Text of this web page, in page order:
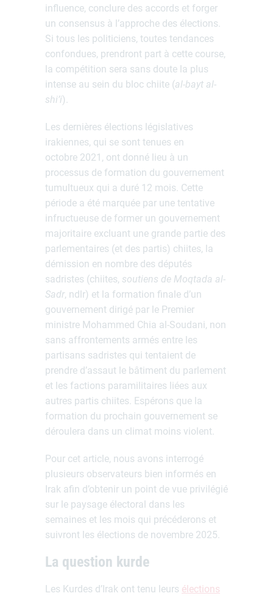
influence, conclure des accords et forger
un consensus à l’approche des élections.
Si tous les politiciens, toutes tendances
confondues, prendront part à cette course,
la compétition sera sans doute la plus
intense au sein du bloc chiite (al-bayt al-
shi’i).
Les dernières élections législatives
irakiennes, qui se sont tenues en
octobre 2021, ont donné lieu à un
processus de formation du gouvernement
tumultueux qui a duré 12 mois. Cette
période a été marquée par une tentative
infructueuse de former un gouvernement
majoritaire excluant une grande partie des
parlementaires (et des partis) chiites, la
démission en nombre des députés
sadristes (chiites, soutiens de Moqtada al-
Sadr, ndlr) et la formation finale d’un
gouvernement dirigé par le Premier
ministre Mohammed Chia al-Soudani, non
sans affrontements armés entre les
partisans sadristes qui tentaient de
prendre d’assaut le bâtiment du parlement
et les factions paramilitaires liées aux
autres partis chiites. Espérons que la
formation du prochain gouvernement se
déroulera dans un climat moins violent.
Pour cet article, nous avons interrogé
plusieurs observateurs bien informés en
Irak afin d’obtenir un point de vue privilégié
sur le paysage électoral dans les
semaines et les mois qui précéderons et
suivront les élections de novembre 2025.
La question kurde
Les Kurdes d’Irak ont tenu leurs élections